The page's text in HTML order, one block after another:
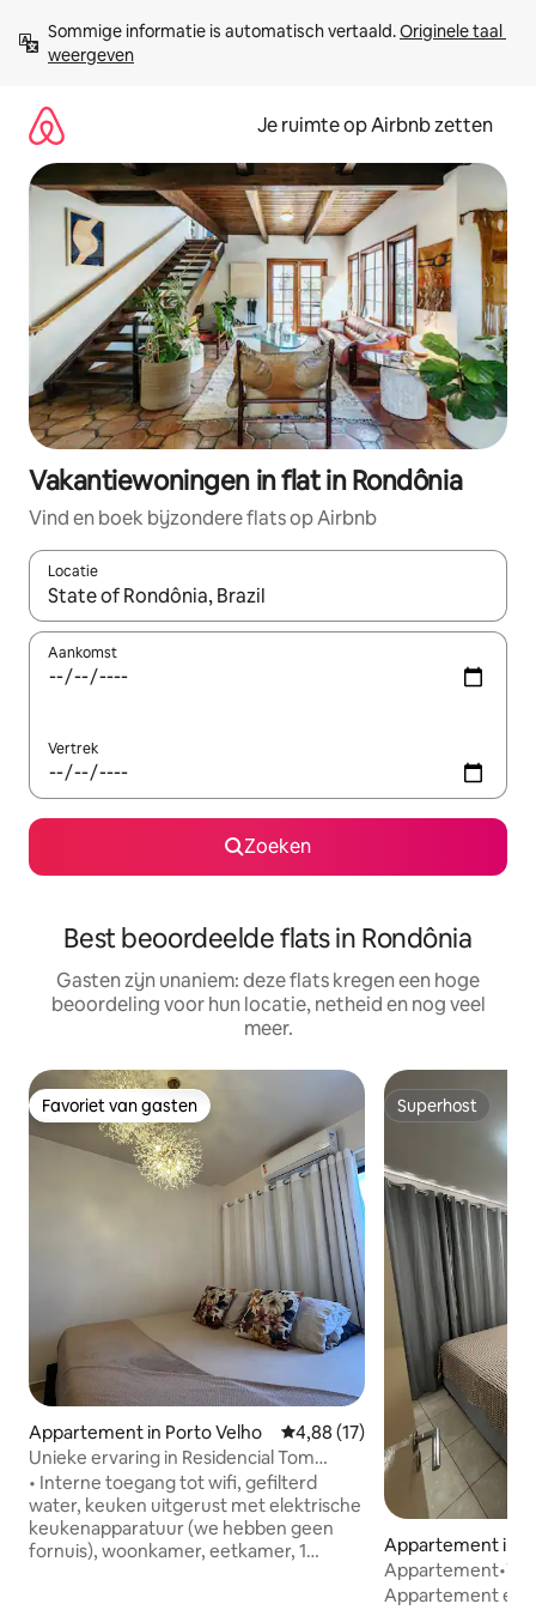
direct
naar
Sommige informatie is automatisch vertaald. Originele taal
weergeven
Je ruimte op Airbnb zetten
Vakantiewoningen in flat in Rondônia
Vind en boek bijzondere flats op Airbnb
Locatie
Wanneer er suggesties beschikbaar zijn, maak je een keuze
Aankomst
Vertrek
Zoeken
Best beoordeelde flats in Rondônia
Gasten zijn unaniem: deze flats kregen een hoge
beoordeling voor hun locatie, netheid en nog veel
meer.
Favoriet van gasten
Favoriet van gasten
Appartement in Porto Velho Gemiddelde beoordeling van
4,88 (17)
Unieke ervaring in Residencial Tom
Jobim!
• Interne toegang tot wifi, gefilterd
water, keuken uitgerust met elektrische
keukenapparatuur (we hebben geen
fornuis), woonkamer, eetkamer, 1
Superhost
Superhost
Appartement in
ança
slaapkamers,
Appartement